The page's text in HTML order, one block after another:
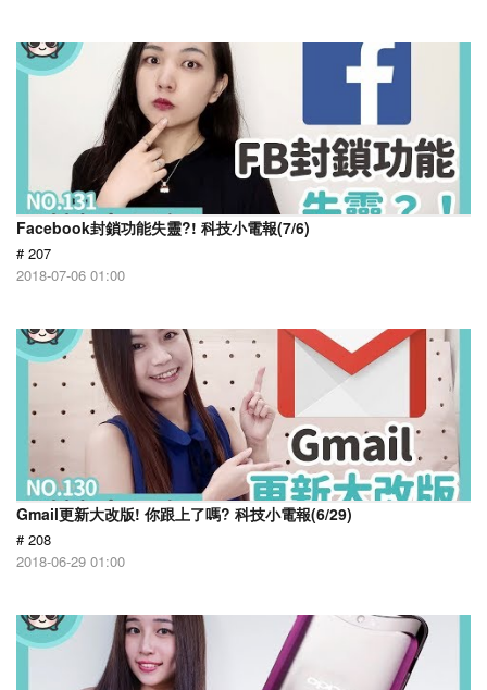
Facebook封鎖功能失靈?! 科技小電報(7/6)
# 207
2018-07-06 01:00
Gmail更新大改版! 你跟上了嗎? 科技小電報(6/29)
# 208
2018-06-29 01:00